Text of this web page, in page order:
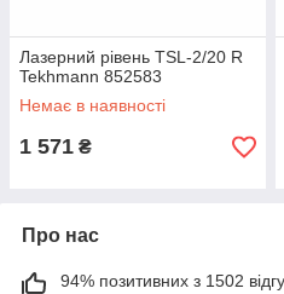
Лазерний рівень TSL-2/20 R
Tekhmann 852583
Немає в наявності
1 571 ₴
Про нас
94% позитивних з 1502